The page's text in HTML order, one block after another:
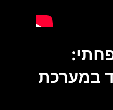
במערכת